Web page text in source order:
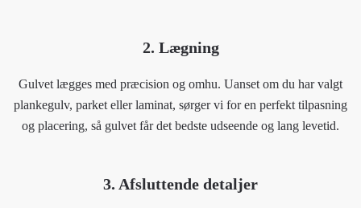
2. Lægning
Gulvet lægges med præcision og omhu. Uanset om du har valgt
plankegulv, parket eller laminat, sørger vi for en perfekt tilpasning
og placering, så gulvet får det bedste udseende og lang levetid.
3. Afsluttende detaljer